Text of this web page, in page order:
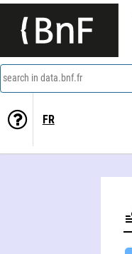
search in data.bnf.fr
FR